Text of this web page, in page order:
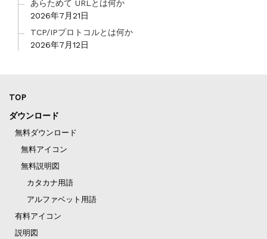
あらためて URLとは何か
2026年7月21日
TCP/IPプロトコルとは何か
2026年7月12日
TOP
ダウンロード
無料ダウンロード
無料アイコン
無料説明図
カタカナ用語
アルファベット用語
有料アイコン
説明図